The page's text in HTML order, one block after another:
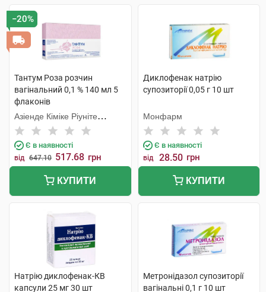
−20%
Тантум Роза розчин
вагінальний 0,1 % 140 мл 5
флаконів
Азіенде Кіміке Ріуніте
Анжеліні Франческо
Є в наявності
від 647.10 517.68 грн
КУПИТИ
Диклофенак натрію
супозиторії 0,05 г 10 шт
Монфарм
Є в наявності
від 28.50 грн
КУПИТИ
Натрію диклофенак-КВ
капсули 25 мг 30 шт
Метронідазол супозиторії
вагінальні 0,1 г 10 шт